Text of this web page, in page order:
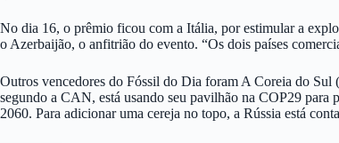
No dia 16, o prêmio ficou com a Itália, por estimular a
o Azerbaijão, o anfitrião do evento. “Os dois países
Outros vencedores do Fóssil do Dia foram A Coreia do Sul
segundo a CAN, está usando seu pavilhão na COP29 para
2060. Para adicionar uma cereja no topo, a Rússia está